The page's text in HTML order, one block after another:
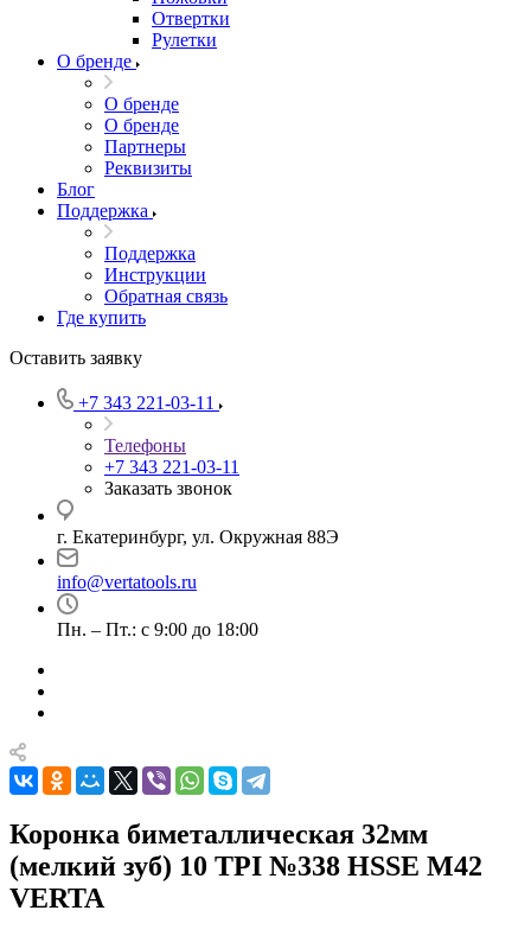
Отвертки
Рулетки
О бренде
О бренде
О бренде
Партнеры
Реквизиты
Блог
Поддержка
Поддержка
Инструкции
Обратная связь
Где купить
Оставить заявку
+7 343 221-03-11
Телефоны
+7 343 221-03-11
Заказать звонок
г. Екатеринбург, ул. Окружная 88Э
info@vertatools.ru
Пн. – Пт.: с 9:00 до 18:00
Коронка биметаллическая 32мм
(мелкий зуб) 10 TPI №338 HSSE М42
VERTA